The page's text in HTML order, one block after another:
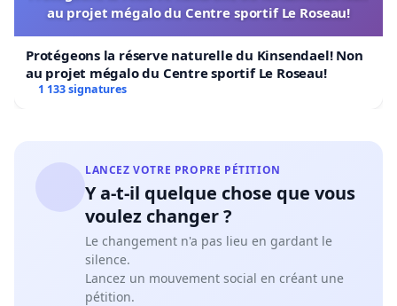
au projet mégalo du Centre sportif Le Roseau!
Protégeons la réserve naturelle du Kinsendael! Non
au projet mégalo du Centre sportif Le Roseau!
1 133 signatures
LANCEZ VOTRE PROPRE PÉTITION
Y a-t-il quelque chose que vous
voulez changer ?
Le changement n'a pas lieu en gardant le
silence.
Lancez un mouvement social en créant une
pétition.